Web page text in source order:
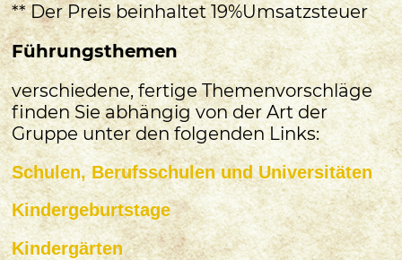
** Der Preis beinhaltet 19%Umsatzsteuer
Führungsthemen
verschiedene, fertige Themenvorschläge
finden Sie abhängig von der Art der
Gruppe unter den folgenden Links:
Schulen, Berufsschulen und Universitäten
Kindergeburtstage
Kindergärten